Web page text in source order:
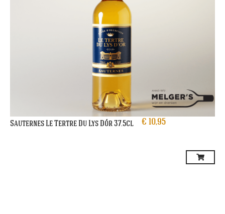
Sauternes Le Tertre Du Lys Dór 37.5cl € 10,95